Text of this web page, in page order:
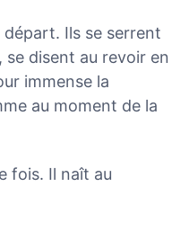
Ils se serrent
se disent au revoir en
immense la
au moment de la
fois. Il naît au